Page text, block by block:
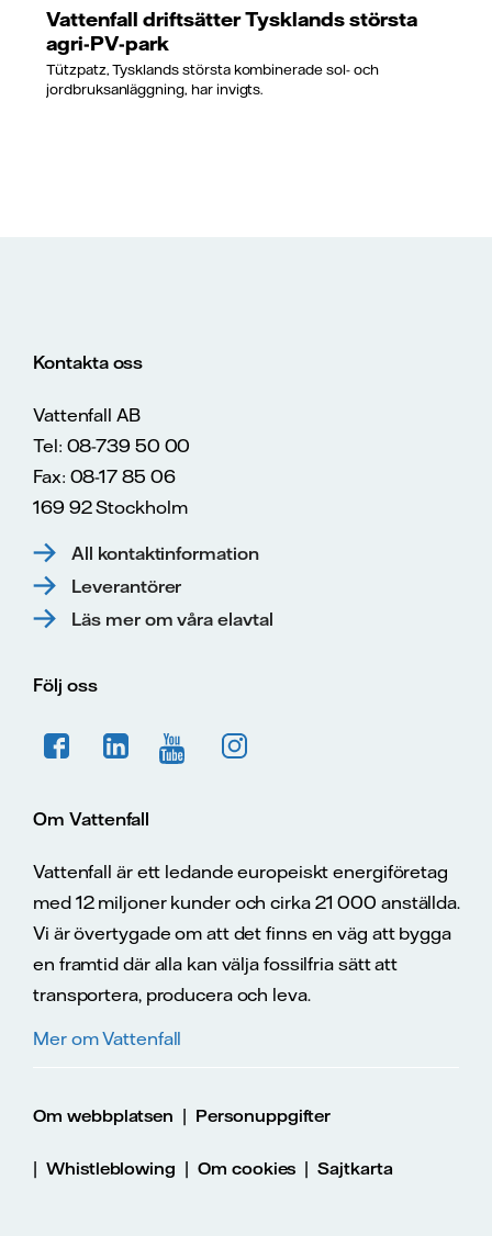
Vattenfall driftsätter Tysklands största
agri-PV-park
Tützpatz, Tysklands största kombinerade sol- och
jordbruksanläggning, har invigts.
Kontakta oss
Vattenfall AB
Tel: 08-739 50 00
Fax: 08-17 85 06
169 92 Stockholm
All kontaktinformation
Leverantörer
Läs mer om våra elavtal
Följ oss
Om Vattenfall
Vattenfall är ett ledande europeiskt energiföretag
med 12 miljoner kunder och cirka 21 000 anställda.
Vi är övertygade om att det finns en väg att bygga
en framtid där alla kan välja fossilfria sätt att
transportera, producera och leva.
Mer om Vattenfall
Om webbplatsen | Personuppgifter
| Whistleblowing | Om cookies |Sajtkarta